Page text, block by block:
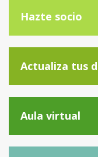
Hazte socio
Actualiza tus
Aula virtual